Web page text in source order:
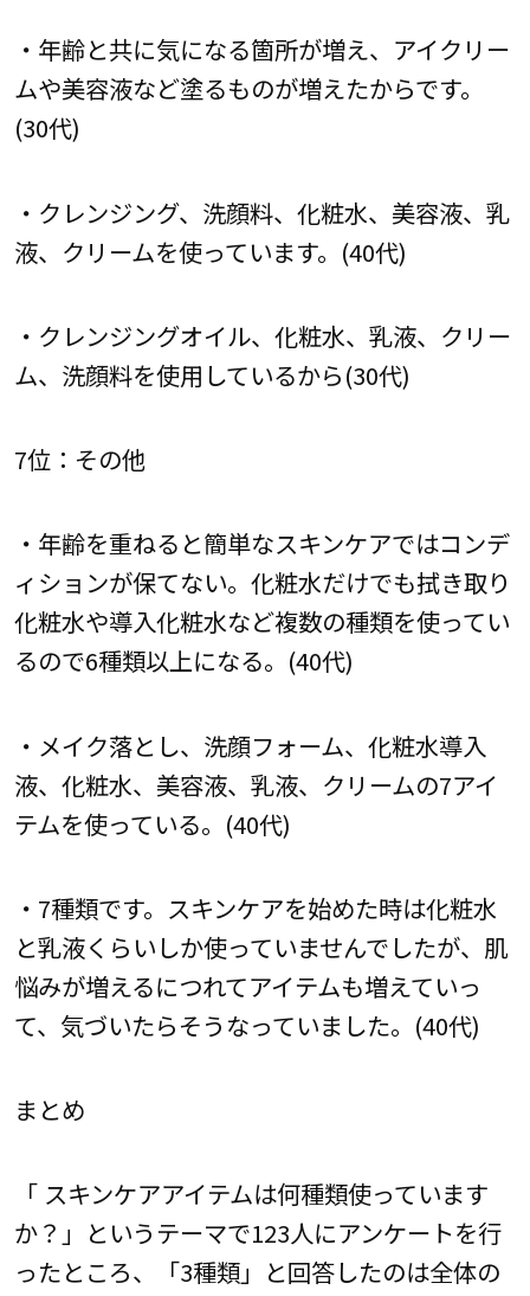
・年齢と共に気になる箇所が増え、アイクリー
ムや美容液など塗るものが増えたからです。
(30代)
・クレンジング、洗顔料、化粧水、美容液、乳
液、クリームを使っています。(40代)
・クレンジングオイル、化粧水、乳液、クリー
ム、洗顔料を使用しているから(30代)
7位：その他
・年齢を重ねると簡単なスキンケアではコンデ
ィションが保てない。化粧水だけでも拭き取り
化粧水や導入化粧水など複数の種類を使ってい
るので6種類以上になる。(40代)
・メイク落とし、洗顔フォーム、化粧水導入
液、化粧水、美容液、乳液、クリームの7アイ
テムを使っている。(40代)
・7種類です。スキンケアを始めた時は化粧水
と乳液くらいしか使っていませんでしたが、肌
悩みが増えるにつれてアイテムも増えていっ
て、気づいたらそうなっていました。(40代)
まとめ
「 スキンケアアイテムは何種類使っています
か？」というテーマで123人にアンケートを行
ったところ、「3種類」と回答したのは全体の